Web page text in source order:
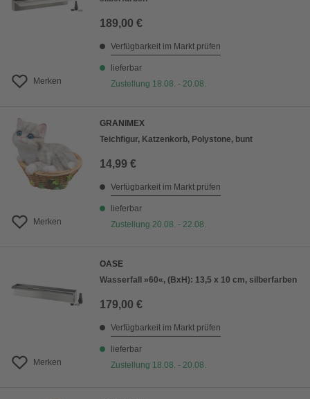
Merken
189,00 €
Verfügbarkeit im Markt prüfen
lieferbar
Zustellung 18.08. - 20.08.
Merken
GRANIMEX
Teichfigur, Katzenkorb, Polystone, bunt
14,99 €
Verfügbarkeit im Markt prüfen
lieferbar
Zustellung 20.08. - 22.08.
Merken
OASE
Wasserfall »60«, (BxH): 13,5 x 10 cm, silberfarben
179,00 €
Verfügbarkeit im Markt prüfen
lieferbar
Zustellung 18.08. - 20.08.